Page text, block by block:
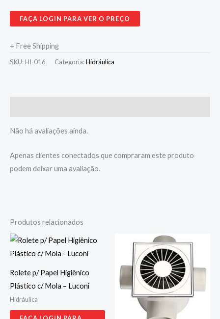
FAÇA LOGIN PARA VER O PREÇO
+ Free Shipping
SKU: HI-016 Categoria:Hidráulica
Não há avaliações ainda.
Apenas clientes conectados que compraram este produto
podem deixar uma avaliação.
Produtos relacionados
Rolete p/ Papel Higiênico
Plástico c/ Mola – Luconi
Hidráulica